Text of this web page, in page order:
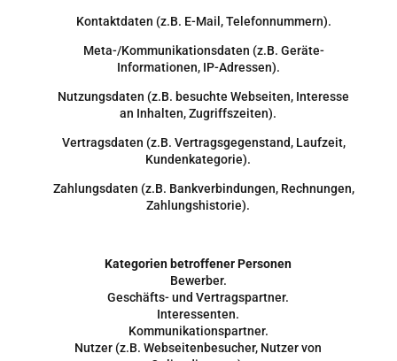
Kontaktdaten (z.B. E-Mail, Telefonnummern).
Meta-/Kommunikationsdaten (z.B. Geräte-
Informationen, IP-Adressen).
Nutzungsdaten (z.B. besuchte Webseiten, Interesse
an Inhalten, Zugriffszeiten).
Vertragsdaten (z.B. Vertragsgegenstand, Laufzeit,
Kundenkategorie).
Zahlungsdaten (z.B. Bankverbindungen, Rechnungen,
Zahlungshistorie).
Kategorien betroffener Personen
Bewerber.
Geschäfts- und Vertragspartner.
Interessenten.
Kommunikationspartner.
Nutzer (z.B. Webseitenbesucher, Nutzer von